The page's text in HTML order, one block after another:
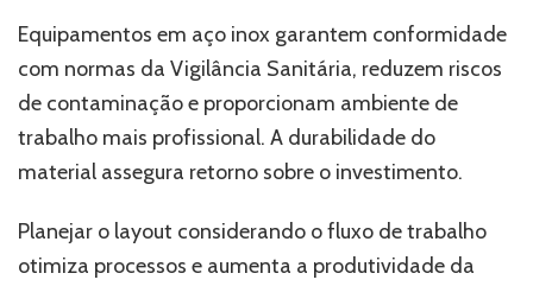
Equipamentos em aço inox garantem conformidade
com normas da Vigilância Sanitária, reduzem riscos
de contaminação e proporcionam ambiente de
trabalho mais profissional. A durabilidade do
material assegura retorno sobre o investimento.
Planejar o layout considerando o fluxo de trabalho
otimiza processos e aumenta a produtividade da